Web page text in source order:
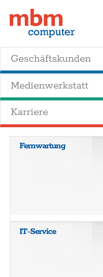
Geschäftskunden
Medienwerkstatt
Karriere
Fernwartung
IT-Service